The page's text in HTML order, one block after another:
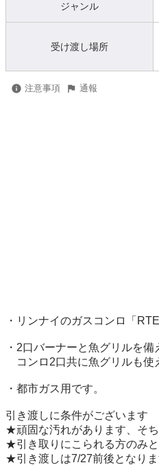
ジャンル
受け渡し場所
注意事項 通報
・リンナイのガスコンロ「
・2口バーナーと魚グリルを備
コンロ2口共に魚グリルも使
・都市ガス用です。
引き渡しに条件がございます
★頑固な汚れがあります、そ
★引き取りにこられる方のみ
★引き渡しは7/27前後となり